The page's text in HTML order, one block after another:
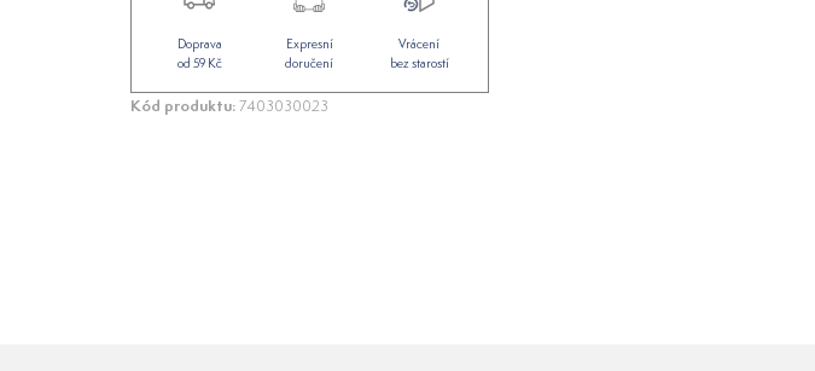
Doprava
od 59 Kč
Expresní
doručení
Vrácení
bez starostí
Kód produktu:7403030023